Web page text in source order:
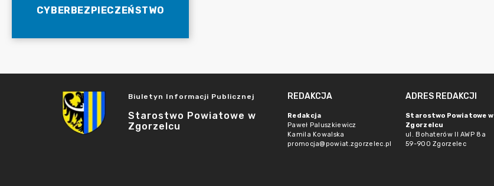
CYBERBEZPIECZEŃSTWO
Biuletyn Informacji Publicznej
Starostwo Powiatowe w
Zgorzelcu
REDAKCJA
Redakcja
Paweł Paluszkiewicz
Kamila Kowalska
promocja@powiat.zgorzelec.pl
ADRES REDAKCJI
Starostwo Powiatowe w
Zgorzelcu
ul. Bohaterów II AWP 8a
59-900 Zgorzelec